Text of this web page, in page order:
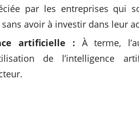
par les entreprises qui
avoir à investir dans leur
artificielle : À terme,
de l’intelligence